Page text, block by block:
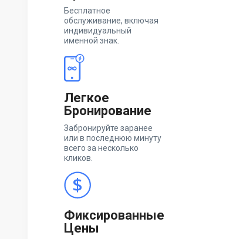
Бесплатное
обслуживание, включая
индивидуальный
именной знак.
Легкое
Бронирование
Забронируйте заранее
или в последнюю минуту
всего за несколько
кликов.
Фиксированные
Цены